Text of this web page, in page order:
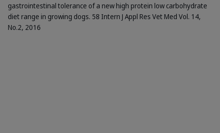
gastrointestinal tolerance of a new high protein low carbohydrate
diet range in growing dogs. 58 Intern J Appl Res Vet Med Vol. 14,
No.2, 2016